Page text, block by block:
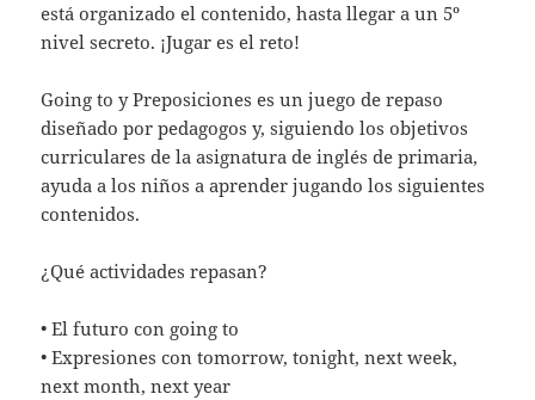
está organizado el contenido, hasta llegar a un 5º
nivel secreto. ¡Jugar es el reto!
Going to y Preposiciones es un juego de repaso
diseñado por pedagogos y, siguiendo los objetivos
curriculares de la asignatura de inglés de primaria,
ayuda a los niños a aprender jugando los siguientes
contenidos.
¿Qué actividades repasan?
• El futuro con going to
• Expresiones con tomorrow, tonight, next week,
next month, next year